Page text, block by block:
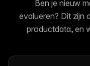
Ben je nieuw
evalueren? Dit zijn
productdata, en